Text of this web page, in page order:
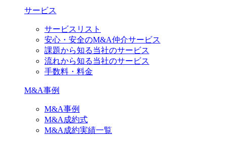
サービス
サービスリスト
安心・安全のM&A仲介サービス
課題から知る当社のサービス
流れから知る当社のサービス
手数料・料金
M&A事例
M&A事例
M&A成約式
M&A成約実績一覧